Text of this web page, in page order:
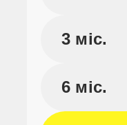
3 міс.
6 міс.